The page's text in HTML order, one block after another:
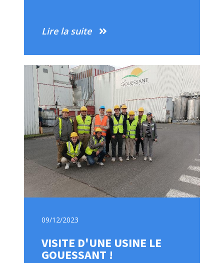
Lire la suite
09/12/2023
VISITE D'UNE USINE LE
GOUESSANT !